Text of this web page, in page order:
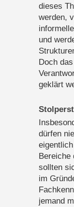
dieses
werden,
und
Doch
geklärt
dürfen
Bereiche
sollten
im
jemand